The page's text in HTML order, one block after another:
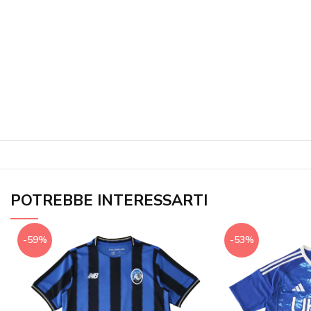
POTREBBE INTERESSARTI
-59% -53%